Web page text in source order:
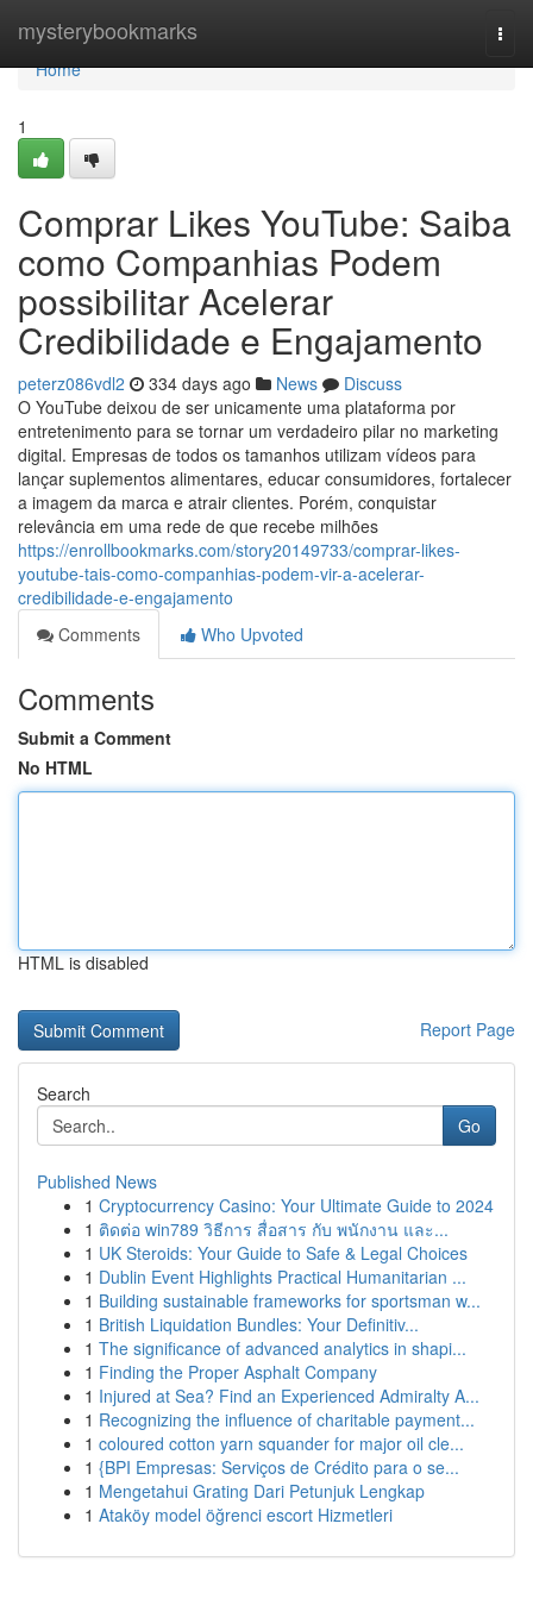
mysterybookmarks
Home
Home
1
Comprar Likes YouTube: Saiba
como Companhias Podem
possibilitar Acelerar
Credibilidade e Engajamento
peterz086vdl2 334 days ago News
Discuss
O YouTube deixou de ser unicamente uma plataforma por
entretenimento para se tornar um verdadeiro pilar no marketing
digital. Empresas de todos os tamanhos utilizam vídeos para
lançar suplementos alimentares, educar consumidores, fortalecer
a imagem da marca e atrair clientes. Porém, conquistar
relevância em uma rede de que recebe milhões
https://enrollbookmarks.com/story20149733/comprar-likes-
youtube-tais-como-companhias-podem-vir-a-acelerar-
credibilidade-e-engajamento
Comments
Who Upvoted
Comments
Submit a Comment
No HTML
HTML is disabled
Report Page
Search
Go
Published News
1 Cryptocurrency Casino: Your Ultimate Guide to 2024
1 ติดต่อ win789 วิธีการ สื่อสาร กับ พนักงาน และ...
1 UK Steroids: Your Guide to Safe & Legal Choices
1 Dublin Event Highlights Practical Humanitarian ...
1 Building sustainable frameworks for sportsman w...
1 British Liquidation Bundles: Your Definitiv...
1 The significance of advanced analytics in shapi...
1 Finding the Proper Asphalt Company
1 Injured at Sea? Find an Experienced Admiralty A...
1 Recognizing the influence of charitable payment...
1 coloured cotton yarn squander for major oil cle...
1 {BPI Empresas: Serviços de Crédito para o se...
1 Mengetahui Grating Dari Petunjuk Lengkap
1 Ataköy model öğrenci escort Hizmetleri